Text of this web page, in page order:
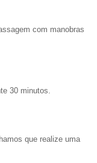
com manobras
30 minutos.
que realize uma